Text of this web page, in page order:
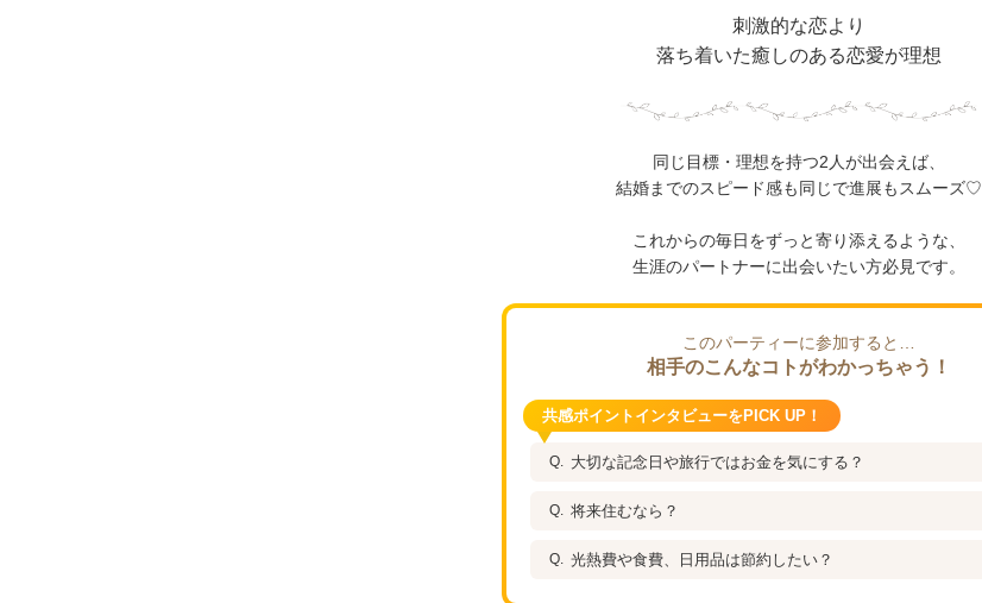
刺激的な恋より
落ち着いた癒しのある恋愛が理想
同じ目標・理想を持つ2人が出会えば、
結婚までのスピード感も同じで進展もスムーズ♡
これからの毎日をずっと寄り添えるような、
生涯のパートナーに出会いたい方必見です。
このパーティーに参加すると…
相手のこんなコトがわかっちゃう！
共感ポイントインタビューをPICK UP！
大切な記念日や旅行ではお金を気にする？
将来住むなら？
光熱費や食費、日用品は節約したい？